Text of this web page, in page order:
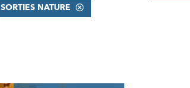
SORTIES NATURE